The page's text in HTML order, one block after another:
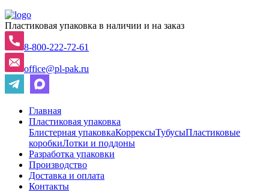
Пластиковая упаковка в наличии и на заказ
8-800-222-72-61
office@pl-pak.ru
Главная
Пластиковая упаковка
Блистерная упаковкаКоррексыТубусыПластиковые
коробкиЛотки и поддоны
Разработка упаковки
Производство
Доставка и оплата
Контакты